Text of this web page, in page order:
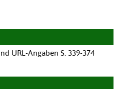
URL-Angaben S. 339-374